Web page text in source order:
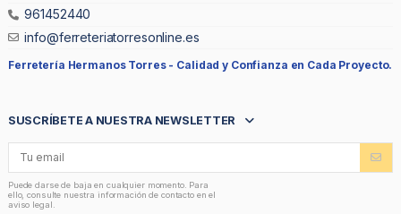
961452440
info@ferreteriatorresonline.es
Ferretería Hermanos Torres - Calidad y Confianza en Cada Proyecto.
SUSCRÍBETE A NUESTRA NEWSLETTER
Puede darse de baja en cualquier momento. Para
ello, consulte nuestra información de contacto en el
aviso legal.